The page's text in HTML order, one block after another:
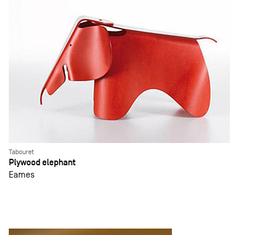
Tabouret
Plywood elephant
Eames